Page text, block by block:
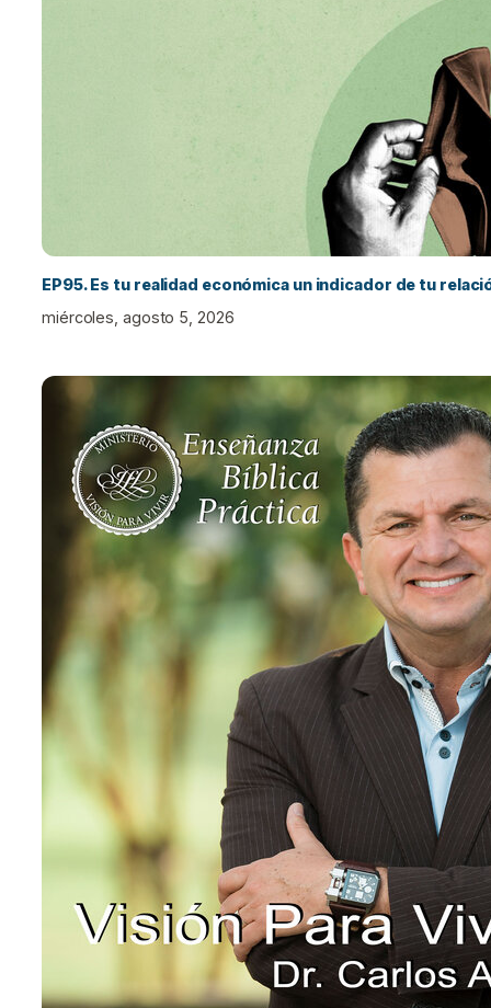
EP95. Es tu realidad económica un indicador de tu
miércoles, agosto 5, 2026